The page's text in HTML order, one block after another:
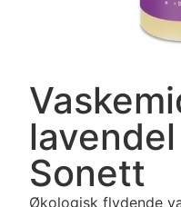
lavendel
Sonett
Økologisk flydende